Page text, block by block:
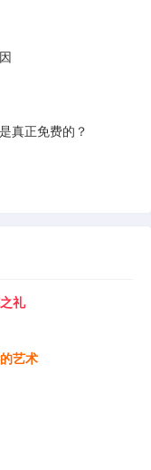
真正免费的？
礼
艺术